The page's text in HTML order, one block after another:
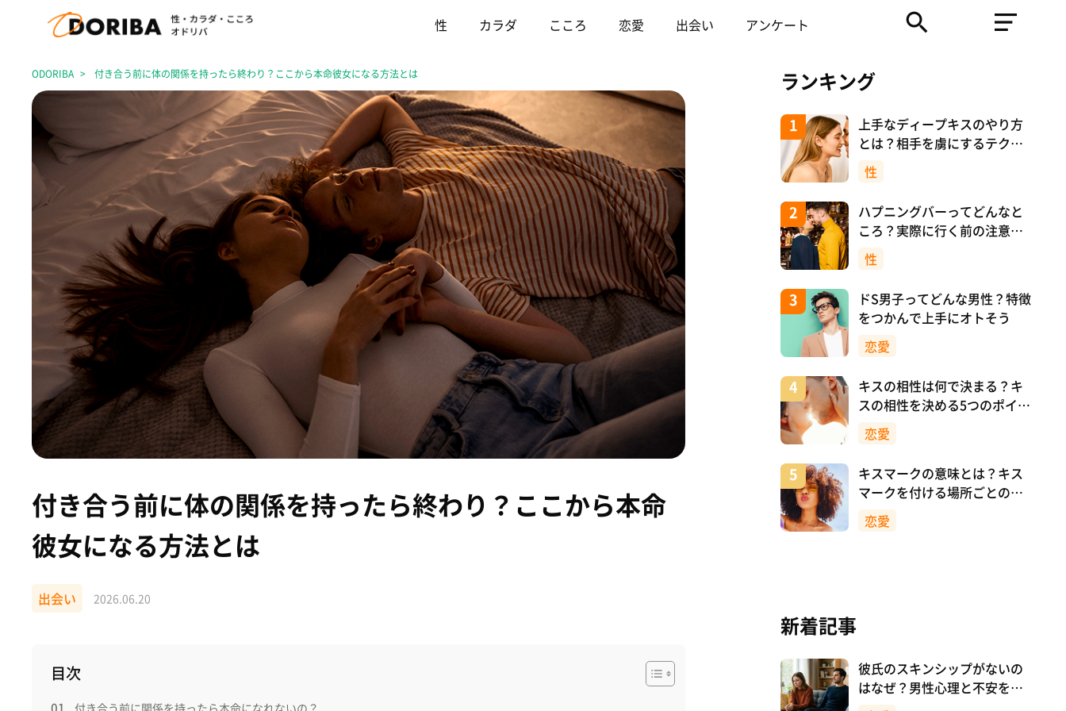
性 カラダ こころ 恋愛 出会い アンケート
ODORIBA 付き合う前に体の関係を持ったら終わり？ここから本命彼女になる方法とは
付き合う前に体の関係を持ったら終わり？ここから本命
彼女になる方法とは
出会い 2026.06.20
目次
付き合う前に関係を持ったら本命になれないの？
ランキング
上手なディープキスのやり方
とは？相手を虜にするテクニ
ックを紹介！
性
ハプニングバーってどんなと
ころ？実際に行く前の注意や
マナーについて！
性
ドS男子ってどんな男性？特徴
をつかんで上手にオトそう
恋愛
キスの相性は何で決まる？キ
スの相性を決める5つのポイン
ト
恋愛
キスマークの意味とは？キス
マークを付ける場所ごとの意
味を詳しく解説
恋愛
新着記事
彼氏のスキンシップがないの
はなぜ？男性心理と不安を減
らす向き合い方